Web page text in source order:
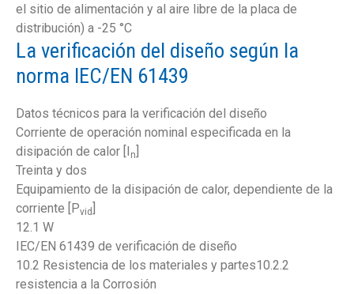
el sitio de alimentación y al aire libre de la placa de
distribución) a -25 °C
La verificación del diseño según la
norma IEC/EN 61439
Datos técnicos para la verificación del diseño
Corriente de operación nominal especificada en la
disipación de calor [I n
Treinta y dos
Equipamiento de la disipación de calor, dependiente de la
corriente [Pvid
12.1 W
IEC/EN 61439 de verificación de diseño
10.2 Resistencia de los materiales y partes10.2.2
resistencia a la Corrosión